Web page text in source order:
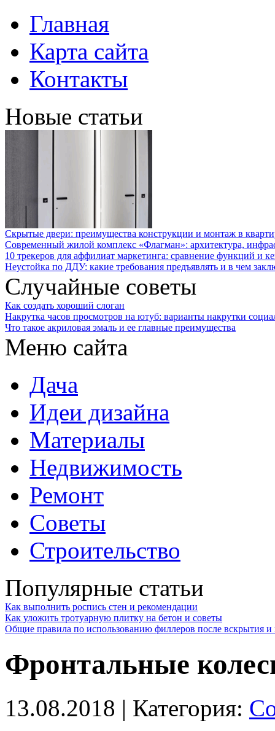
Главная
Карта сайта
Контакты
Новые статьи
Скрытые двери: преимущества конструкции и монтаж в
Современный жилой комплекс «Флагман»: архитектура,
10 трекеров для аффилиат маркетинга: сравнение функций и
Неустойка по ДДУ: какие требования предъявлять и в чем
Случайные советы
Как создать хороший слоган
Накрутка часов просмотров на ютуб: варианты накрутки
Что такое акриловая эмаль и ее главные преимущества
Меню сайта
Дача
Идеи дизайна
Материалы
Недвижимость
Ремонт
Советы
Строительство
Популярные статьи
Как выполнить роспись стен и рекомендации
Как уложить тротуарную плитку на бетон и советы
Общие правила по использованию филлеров после вскрытия и
Фронтальные
13.08.2018 | Категория: